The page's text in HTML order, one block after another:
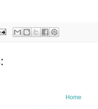
Home